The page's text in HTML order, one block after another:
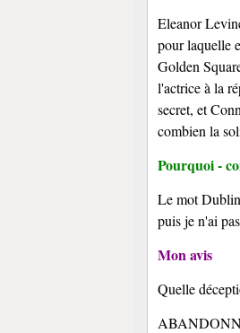
Eleanor
pour laquelle
Golden
l'actrice à la
secret, et
combien la
Pourquoi -
Le mot
puis je n'ai
Mon avis
Quelle